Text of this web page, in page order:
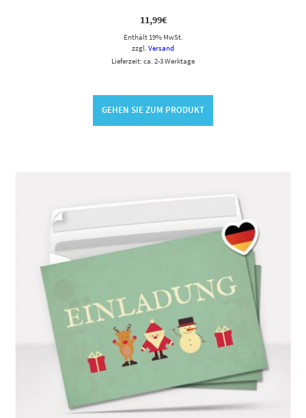
11,99€
Enthält 19% MwSt.
zzgl. Versand
Lieferzeit: ca. 2-3 Werktage
GEHEN SIE ZUM PRODUKT